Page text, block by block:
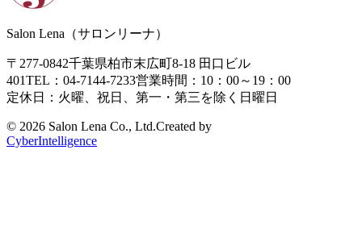
Salon Lena（サロンリーナ）
〒277-0842千葉県柏市末広町8-18 田口ビル
401TEL：04-7144-7233営業時間：10：00～19：00
定休日：火曜、祝日、第一・第三を除く日曜日
© 2026 Salon Lena Co., Ltd.Created by
CyberIntelligence